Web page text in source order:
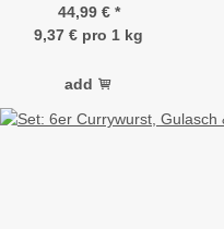
44,99 € *
9,37 € pro 1 kg
add